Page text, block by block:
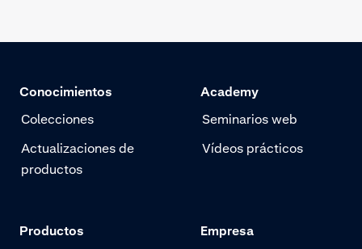
puedes optar por aceptar el
chargeback.
perspectivas
Conocimientos
Colecciones
Actualizaciones de
productos
Academy
Seminarios web
Vídeos prácticos
Productos
Empresa